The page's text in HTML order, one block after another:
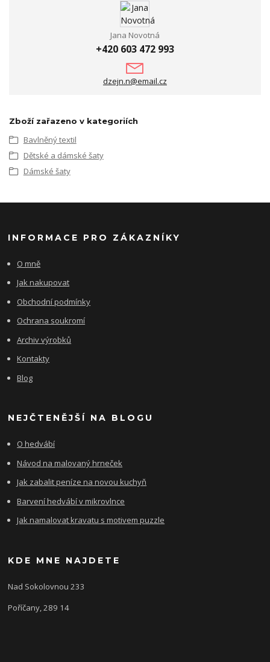
Jana Novotná
+420 603 472 993
dzejn.n@email.cz
Zboží zařazeno v kategoriích
Bavlněný textil
Dětské a dámské šaty
Dámské šaty
INFORMACE PRO ZÁKAZNÍKY
O mně
Jak nakupovat
Obchodní podmínky
Ochrana soukromí
Archiv výrobků
Kontakty
Blog
NEJČTENĚJŠÍ NA BLOGU
O hedvábí
Návod na malovaný hrneček
Jak zabalit peníze na novou kuchyň
Barvení hedvábí v mikrovlnce
Jak namalovat kravatu s motivem puzzle
KDE MNE NAJDETE
Nad Sokolovnou 233
Poříčany, 289 14